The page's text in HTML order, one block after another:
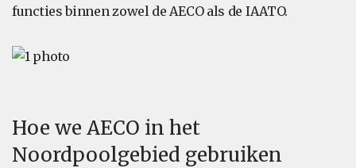
functies binnen zowel de AECO als de IAATO.
Hoe we AECO in het
Noordpoolgebied gebruiken